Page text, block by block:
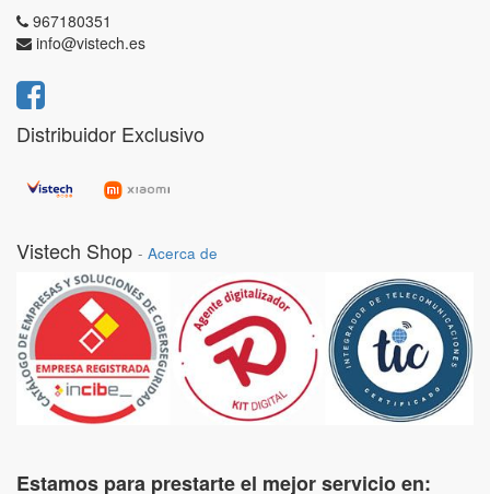
967180351
info@vistech.es
Distribuidor Exclusivo
Vistech Shop - Acerca de
Estamos para prestarte el mejor servicio en: